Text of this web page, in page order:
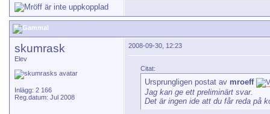
skumrask
Elev
Inlägg: 2 166
Reg.datum: Jul 2008
2008-09-30, 12:23
Citat:
Ursprungligen postat av mroeff
Jag kan ge ett preliminärt svar.
Det är ingen ide att du får reda på